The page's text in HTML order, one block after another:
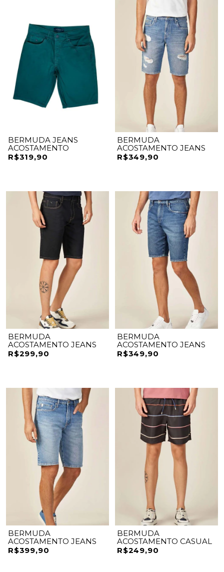
BERMUDA JEANS
ACOSTAMENTO
R$319,90
BERMUDA
ACOSTAMENTO JEANS
R$349,90
BERMUDA
ACOSTAMENTO JEANS
R$299,90
BERMUDA
ACOSTAMENTO JEANS
R$349,90
BERMUDA
ACOSTAMENTO JEANS
R$399,90
BERMUDA
ACOSTAMENTO CASUAL
R$249,90